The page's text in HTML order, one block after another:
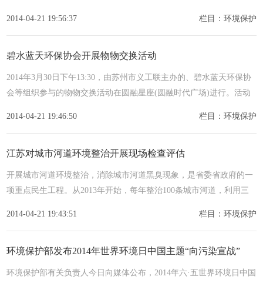
2014-04-21 19:56:37
栏目：环境保护
碧水蓝天环保协会开展物物交换活动
2014年3月30日下午13:30，由苏州市义工联主办的、碧水蓝天环保协
会等组织参与的物物交换活动在圆融星座(圆融时代广场)进行。活动
2014-04-21 19:46:50
栏目：环境保护
江苏对城市河道环境整治开展现场检查评估
开展城市河道环境整治，消除城市河道黑臭现象，是省委省政府的一
项重点民生工程。从2013年开始，每年整治100条城市河道，利用三
2014-04-21 19:43:51
栏目：环境保护
环境保护部发布2014年世界环境日中国主题“向污染宣战”
环境保护部有关负责人今日向媒体公布，2014年六·五世界环境日中国